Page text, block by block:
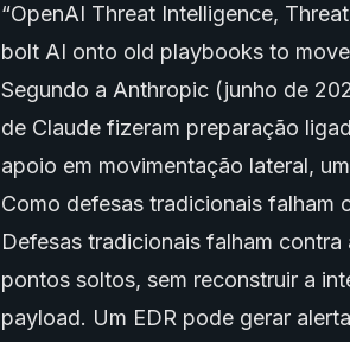
“OpenAI Threat Intelligence,
bolt AI onto old playbooks to move
Segundo a Anthropic (junho de
de Claude fizeram preparação
apoio em movimentação lateral,
Como defesas tradicionais falham
Defesas tradicionais falham contra
pontos soltos, sem reconstruir a
payload. Um EDR pode gerar